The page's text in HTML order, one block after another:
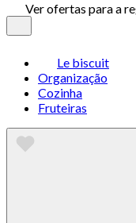
Ver ofertas para a
Le biscuit
Organização
Cozinha
Fruteiras